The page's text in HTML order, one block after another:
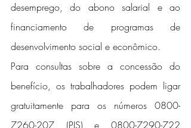
desemprego, do abono salarial e ao
financiamento de programas de
desenvolvimento social e econômico.
Para consultas sobre a concessão do
benefício, os trabalhadores podem ligar
gratuitamente para os números 0800-
7260-207 (PIS) e 0800-7290-722